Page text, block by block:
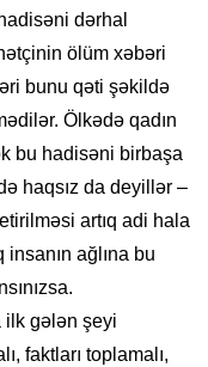
dərhal
ölüm xəbəri
bunu qəti şəkildə
Ölkədə qadın
bu hadisəni birbaşa
haqsız da deyillər –
artıq adi hala
ağlına bu
ilk gələn şeyi
faktları toplamalı,